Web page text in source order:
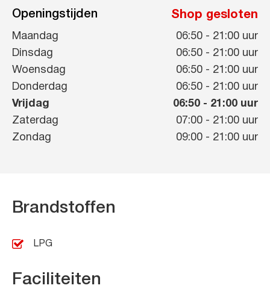
Openingstijden Shop gesloten
Maandag 06:50 - 21:00 uur
Dinsdag
06:50 - 21:00 uur
Woensdag
06:50 - 21:00 uur
Donderdag
06:50 - 21:00 uur
Vrijdag
06:50 - 21:00 uur
Zaterdag
07:00 - 21:00 uur
Zondag
09:00 - 21:00 uur
Brandstoffen
LPG
Faciliteiten